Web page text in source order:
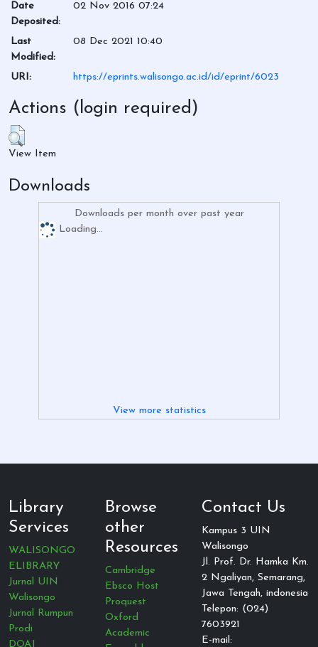
Date
Deposited:
02 Nov 2016 07:24
Last
Modified:
08 Dec 2021 10:40
URI: https://eprints.walisongo.ac.id/id/eprint/6023
Actions (login required)
View Item
Downloads
Downloads per month over past year
Loading...
View more statistics
Library
Services
WALISONGO
ELIBRARY
Jurnal UIN
Walisongo
Jurnal Rumpun
Prodi
DOAJ
Browse
other
Resources
Cambridge
Ebsco Host
Proquest
Oxford
Academic
Contact Us
Kampus 3 UIN
Walisongo
Jl. Prof. Dr. Hamka Km.
2 Ngaliyan, Semarang,
Jawa Tengah, indonesia
Telepon: (024)
7603921
E-mail: